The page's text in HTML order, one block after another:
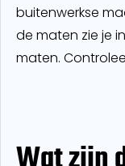
buitenwerkse
de maten zie je
maten.